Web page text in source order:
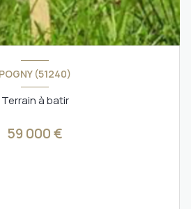
POGNY (51240)
Terrain à batir
59 000 €